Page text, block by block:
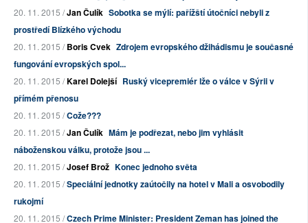
20. 11. 2015 /Jan Čulík Sobotka se mýlí: pařížští útočníci nebyli z
prostředí Blízkého východu
20. 11. 2015 /Boris Cvek Zdrojem evropského džihádismu je současné
fungování evropských spol...
20. 11. 2015 /Karel Dolejší Ruský vicepremiér lže o válce v Sýrii v
přímém přenosu
20. 11. 2015 /Cože???
20. 11. 2015 /Jan Čulík Mám je podřezat, nebo jim vyhlásit
náboženskou válku, protože jsou ...
20. 11. 2015 /Josef Brož Konec jednoho světa
20. 11. 2015 /Speciální jednotky zaútočily na hotel v Mali a osvobodily
rukojmí
20. 11. 2015 /Czech Prime Minister: President Zeman has joined the